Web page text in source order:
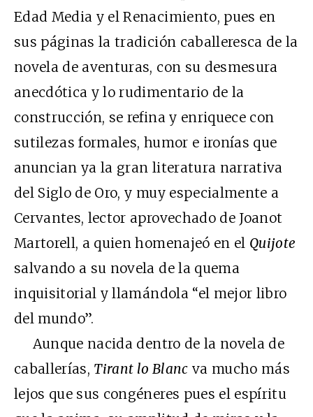
Edad Media y el Renacimiento, pues en
sus páginas la tradición caballeresca de la
novela de aventuras, con su desmesura
anecdótica y lo rudimentario de la
construcción, se refina y enriquece con
sutilezas formales, humor e ironías que
anuncian ya la gran literatura narrativa
del Siglo de Oro, y muy especialmente a
Cervantes, lector aprovechado de Joanot
Martorell, a quien homenajeó en el Quijote
salvando a su novela de la quema
inquisitorial y llamándola “el mejor libro
del mundo”.
Aunque nacida dentro de la novela de
caballerías, Tirant lo Blanc va mucho más
lejos que sus congéneres pues el espíritu